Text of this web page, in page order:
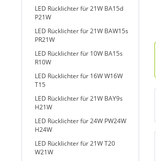
LED Rücklichter für 21W BA15d
P21W
LED Rücklichter für 21W BAW15s
PR21W
LED Rücklichter für 10W BA15s
R10W
LED Rücklichter für 16W W16W
T15
LED Rücklichter für 21W BAY9s
H21W
LED Rücklichter für 24W PW24W
H24W
LED Rücklichter für 21W T20
W21W